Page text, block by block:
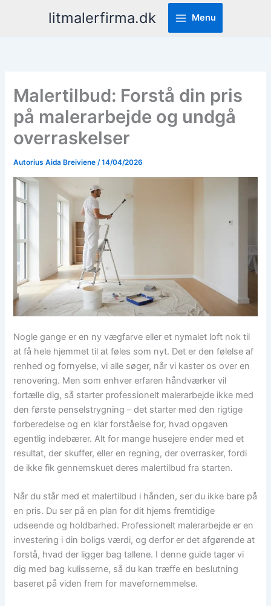
turinio
litmalerfirma.dk Menu
Malertilbud: Forstå din pris
på malerarbejde og undgå
overraskelser
Autorius Aida Breiviene/14/04/2026
Nogle gange er en ny vægfarve eller et nymalet loft nok til
at få hele hjemmet til at føles som nyt. Det er den følelse af
renhed og fornyelse, vi alle søger, når vi kaster os over en
renovering. Men som enhver erfaren håndværker vil
fortælle dig, så starter professionelt malerarbejde ikke med
den første penselstrygning – det starter med den rigtige
forberedelse og en klar forståelse for, hvad opgaven
egentlig indebærer. Alt for mange husejere ender med et
resultat, der skuffer, eller en regning, der overrasker, fordi
de ikke fik gennemskuet deres malertilbud fra starten.
Når du står med et malertilbud i hånden, ser du ikke bare på
en pris. Du ser på en plan for dit hjems fremtidige
udseende og holdbarhed. Professionelt malerarbejde er en
investering i din boligs værdi, og derfor er det afgørende at
forstå, hvad der ligger bag tallene. I denne guide tager vi
dig med bag kulisserne, så du kan træffe en beslutning
baseret på viden frem for mavefornemmelse.